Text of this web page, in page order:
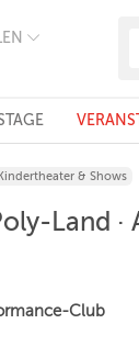
& Shows
Land
Club